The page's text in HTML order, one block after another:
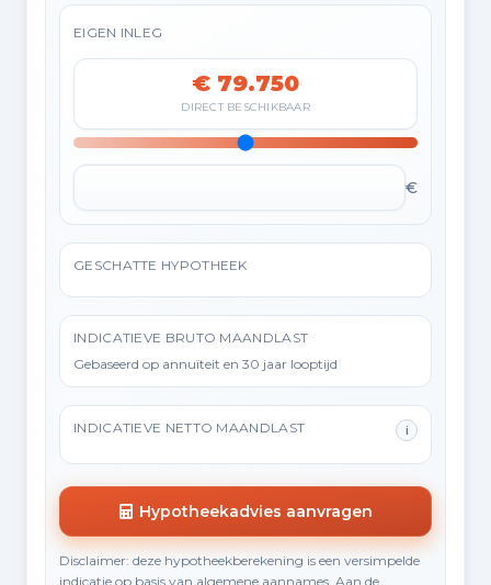
EIGEN INLEG
€ 79.750
DIRECT BESCHIKBAAR
€
GESCHATTE HYPOTHEEK
INDICATIEVE BRUTO MAANDLAST
Gebaseerd op annuïteit en 30 jaar looptijd
INDICATIEVE NETTO MAANDLAST i
Hypotheekadvies aanvragen
Disclaimer: deze hypotheekberekening is een versimpelde
indicatie op basis van algemene aannames. Aan de